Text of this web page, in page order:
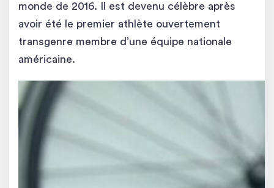
monde de 2016. Il est devenu célèbre après
avoir été le premier athlète ouvertement
transgenre membre d’une équipe nationale
américaine.